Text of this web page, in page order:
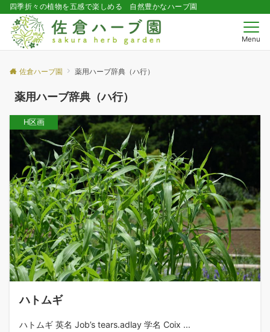
四季折々の植物を五感で楽しめる 自然豊かなハーブ園
Menu
佐倉ハーブ園 薬用ハーブ辞典（ハ行）
薬用ハーブ辞典（ハ行）
H区画
ハトムギ
ハトムギ 英名 Job’s tears.adlay 学名 Coix ...